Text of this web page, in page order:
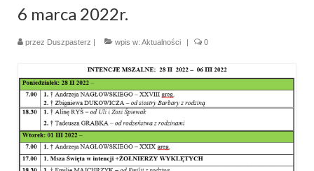
Remont kościoła
Parafia
Historia
Duszpasterze
Nasz patron
Kościół Rektoracki
6 marca 2022r.
przez Duszpasterz wpis w: Aktualności 0